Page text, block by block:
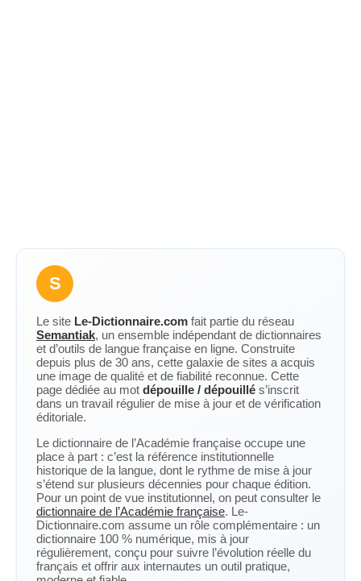
S
Le site Le-Dictionnaire.com fait partie du réseau
Semantiak, un ensemble indépendant de dictionnaires
et d’outils de langue française en ligne. Construite
depuis plus de 30 ans, cette galaxie de sites a acquis
une image de qualité et de fiabilité reconnue. Cette
page dédiée au mot dépouille / dépouillé s’inscrit
dans un travail régulier de mise à jour et de vérification
éditoriale.
Le dictionnaire de l’Académie française occupe une
place à part : c’est la référence institutionnelle
historique de la langue, dont le rythme de mise à jour
s’étend sur plusieurs décennies pour chaque édition.
Pour un point de vue institutionnel, on peut consulter le
dictionnaire de l’Académie française. Le-
Dictionnaire.com assume un rôle complémentaire : un
dictionnaire 100 % numérique, mis à jour
régulièrement, conçu pour suivre l’évolution réelle du
français et offrir aux internautes un outil pratique,